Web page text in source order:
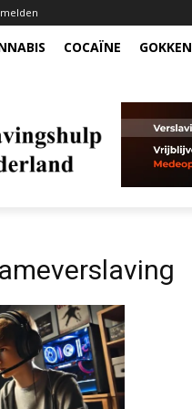
COCAÏNE GOKKEN